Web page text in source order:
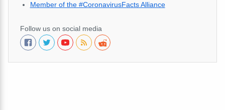
Member of the #CoronavirusFacts Alliance
Follow us on social media